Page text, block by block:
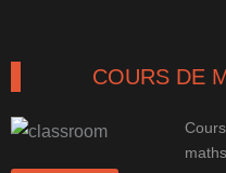
COURS DE